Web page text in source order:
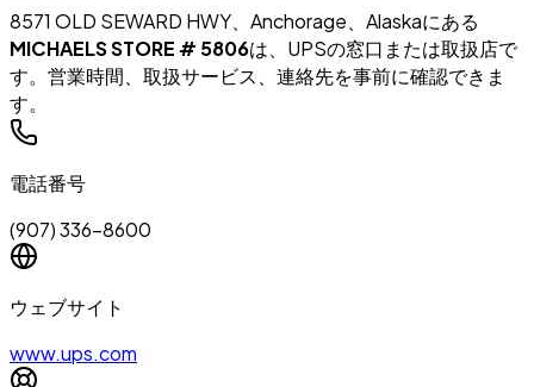
8571 OLD SEWARD HWY、Anchorage、Alaskaにある
MICHAELS STORE # 5806は、UPSの窓口または取扱店で
す。営業時間、取扱サービス、連絡先を事前に確認できま
す。
電話番号
(907) 336-8600
ウェブサイト
www.ups.com